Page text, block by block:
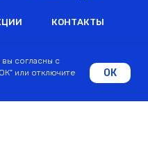
КОНТАКТЫ
согласны с
или отключите
ОК